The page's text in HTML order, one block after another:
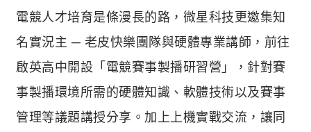
電競人才培育是條漫長的路，微星科技更邀集知
名實況主 ─ 老皮快樂團隊與硬體專業講師，前往
啟英高中開設「電競賽事製播研習營」，針對賽
事製播環境所需的硬體知識、軟體技術以及賽事
管理等議題講授分享。加上上機實戰交流，讓同